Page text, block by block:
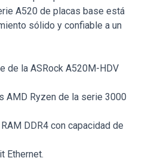
A520 de placas base está
sólido y confiable a un
de la ASRock A520M-HDV
AMD Ryzen de la serie 3000
DDR4 con capacidad de
Ethernet.